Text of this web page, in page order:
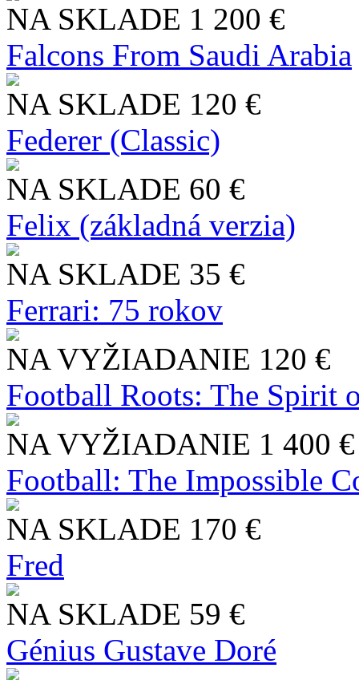
NA SKLADE 1 200 €
Falcons From Saudi Arabia
NA SKLADE 120 €
Federer (Classic)
NA SKLADE 60 €
Felix (základná verzia)
NA SKLADE 35 €
Ferrari: 75 rokov
NA VYŽIADANIE 120 €
Football Roots: The Spirit
NA VYŽIADANIE 1 400 €
Football: The Impossible
NA SKLADE 170 €
Fred
NA SKLADE 59 €
Génius Gustave Doré